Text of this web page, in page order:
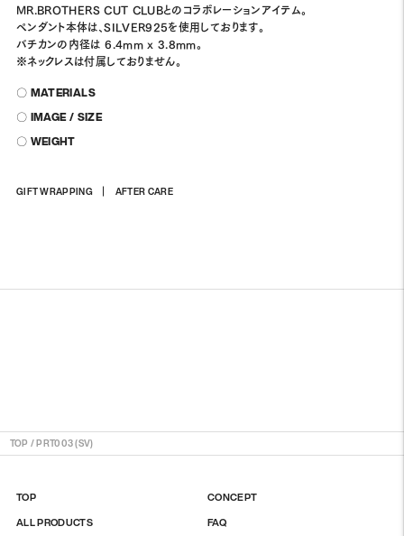
MR.BROTHERS CUT CLUBとのコラボレーションアイテム。
ペンダント本体は、SILVER925を使用しております。
バチカンの内径は 6.4mm x 3.8mm。
※ネックレスは付属しておりません。
〇 MATERIALS
〇 IMAGE / SIZE
〇 WEIGHT
GIFT WRAPPING AFTER CARE
商
TOP /PRT003 (SV)
TOP
ALL PRODUCTS
CONCEPT
FAQ